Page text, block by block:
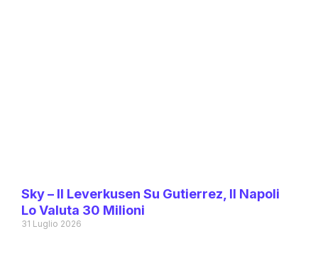
Sky – Il Leverkusen Su Gutierrez, Il Napoli
Lo Valuta 30 Milioni
31 Luglio 2026